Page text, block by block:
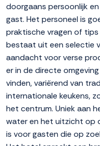
doorgaans persoonlijk
gast. Het personeel is
praktische vragen of
bestaat uit een selectie
aandacht voor verse
er in de directe
vinden, variërend van
internationale keukens,
het centrum. Uniek aan
water en het uitzicht op
is voor gasten die op